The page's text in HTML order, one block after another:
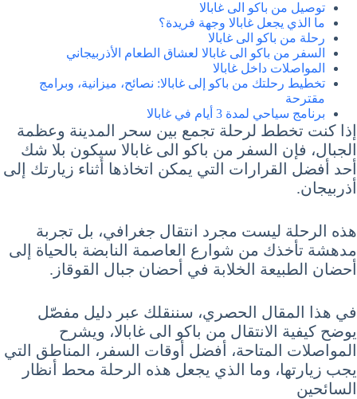
توصيل من باكو الى غابالا
ما الذي يجعل غابالا وجهة فريدة؟
رحلة من باكو الى غابالا
السفر من باكو الى غابالا لعشاق الطعام الأذربيجاني
المواصلات داخل غابالا
تخطيط رحلتك من باكو إلى غابالا: نصائح، ميزانية، وبرامج
مقترحة
برنامج سياحي لمدة 3 أيام في غابالا
إذا كنت تخطط لرحلة تجمع بين سحر المدينة وعظمة
الجبال، فإن السفر من باكو الى غابالا سيكون بلا شك
أحد أفضل القرارات التي يمكن اتخاذها أثناء زيارتك إلى
أذربيجان.
هذه الرحلة ليست مجرد انتقال جغرافي، بل تجربة
مدهشة تأخذك من شوارع العاصمة النابضة بالحياة إلى
أحضان الطبيعة الخلابة في أحضان جبال القوقاز.
في هذا المقال الحصري، سننقلك عبر دليل مفصّل
يوضح كيفية الانتقال من باكو الى غابالا، ويشرح
المواصلات المتاحة، أفضل أوقات السفر، المناطق التي
يجب زيارتها، وما الذي يجعل هذه الرحلة محط أنظار
السائحين